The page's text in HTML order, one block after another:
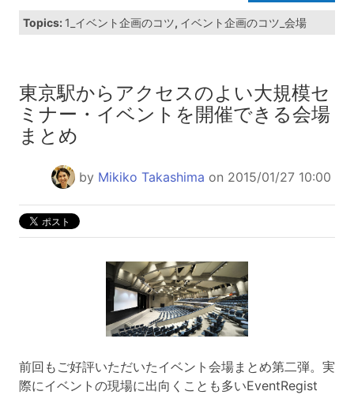
Topics: 1_イベント企画のコツ, イベント企画のコツ_会場
東京駅からアクセスのよい大規模セ
ミナー・イベントを開催できる会場
まとめ
by Mikiko Takashima on 2015/01/27 10:00
前回もご好評いただいたイベント会場まとめ第二弾。実
際にイベントの現場に出向くことも多いEventRegist